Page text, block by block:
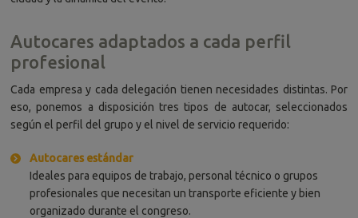
Autocares adaptados a cada perfil
profesional
Cada empresa y cada delegación tienen necesidades distintas. Por
eso, ponemos a disposición tres tipos de autocar, seleccionados
según el perfil del grupo y el nivel de servicio requerido:
Autocares estándar
Ideales para equipos de trabajo, personal técnico o grupos
profesionales que necesitan un transporte eficiente y bien
organizado durante el congreso.